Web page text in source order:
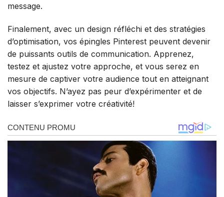
message.
Finalement, avec un design réfléchi et des stratégies
d’optimisation, vos épingles Pinterest peuvent devenir
de puissants outils de communication. Apprenez,
testez et ajustez votre approche, et vous serez en
mesure de captiver votre audience tout en atteignant
vos objectifs. N’ayez pas peur d’expérimenter et de
laisser s’exprimer votre créativité!